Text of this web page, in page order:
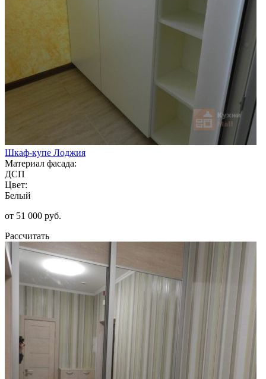
Шкаф-купе Лоджия
Материал фасада:
ДСП
Цвет:
Белый
от 51 000 руб.
Рассчитать